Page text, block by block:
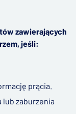
zawierających
jeśli:
prącia.
lub zaburzenia